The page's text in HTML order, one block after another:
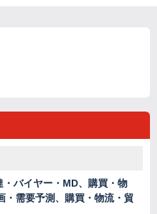
バイヤー・MD、購買・物
・需要予測、購買・物流・貿